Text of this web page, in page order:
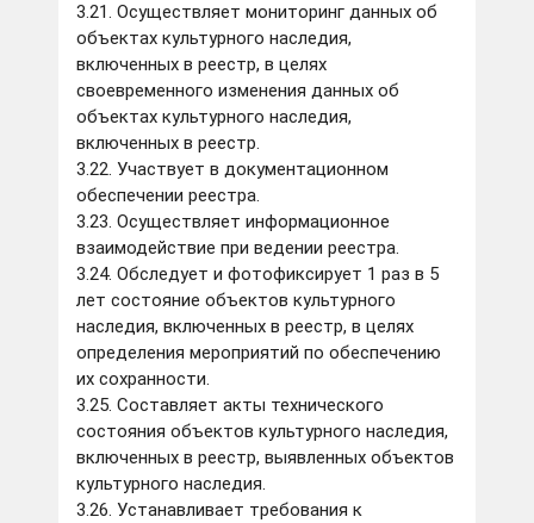
3.21. Осуществляет мониторинг данных об
объектах культурного наследия,
включенных в реестр, в целях
своевременного изменения данных об
объектах культурного наследия,
включенных в реестр.
3.22. Участвует в документационном
обеспечении реестра.
3.23. Осуществляет информационное
взаимодействие при ведении реестра.
3.24. Обследует и фотофиксирует 1 раз в 5
лет состояние объектов культурного
наследия, включенных в реестр, в целях
определения мероприятий по обеспечению
их сохранности.
3.25. Составляет акты технического
состояния объектов культурного наследия,
включенных в реестр, выявленных объектов
культурного наследия.
3.26. Устанавливает требования к